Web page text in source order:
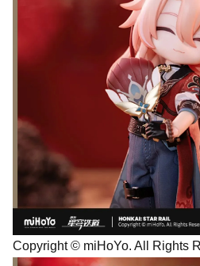
Copyright © miHoYo. All Rights